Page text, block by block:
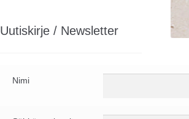
Uutiskirje / Newsletter
Nimi